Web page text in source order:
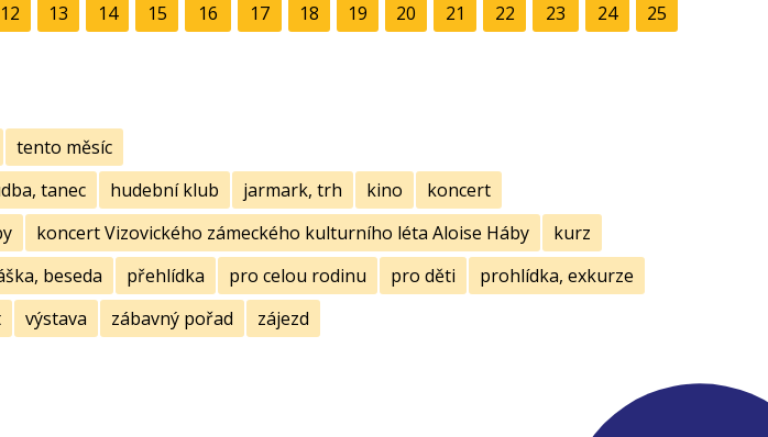
12
13
14
15
16
17
18
19
20
21
22
23
24
25
tento měsíc
tanec hudební klub jarmark, trh kino
koncert
koncert Vizovického zámeckého kulturního léta Aloise Háby
kurz
beseda přehlídka pro celou rodinu pro děti
prohlídka, exkurze
výstava zábavný pořad zájezd